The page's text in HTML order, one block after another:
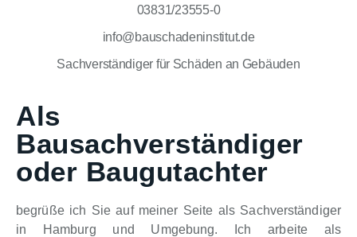
03831/23555-0
info@bauschadeninstitut.de
Sachverständiger für Schäden an Gebäuden
Als
Bausachverständiger
oder Baugutachter
begrüße ich Sie auf meiner Seite als Sachverständiger
in Hamburg und Umgebung. Ich arbeite als